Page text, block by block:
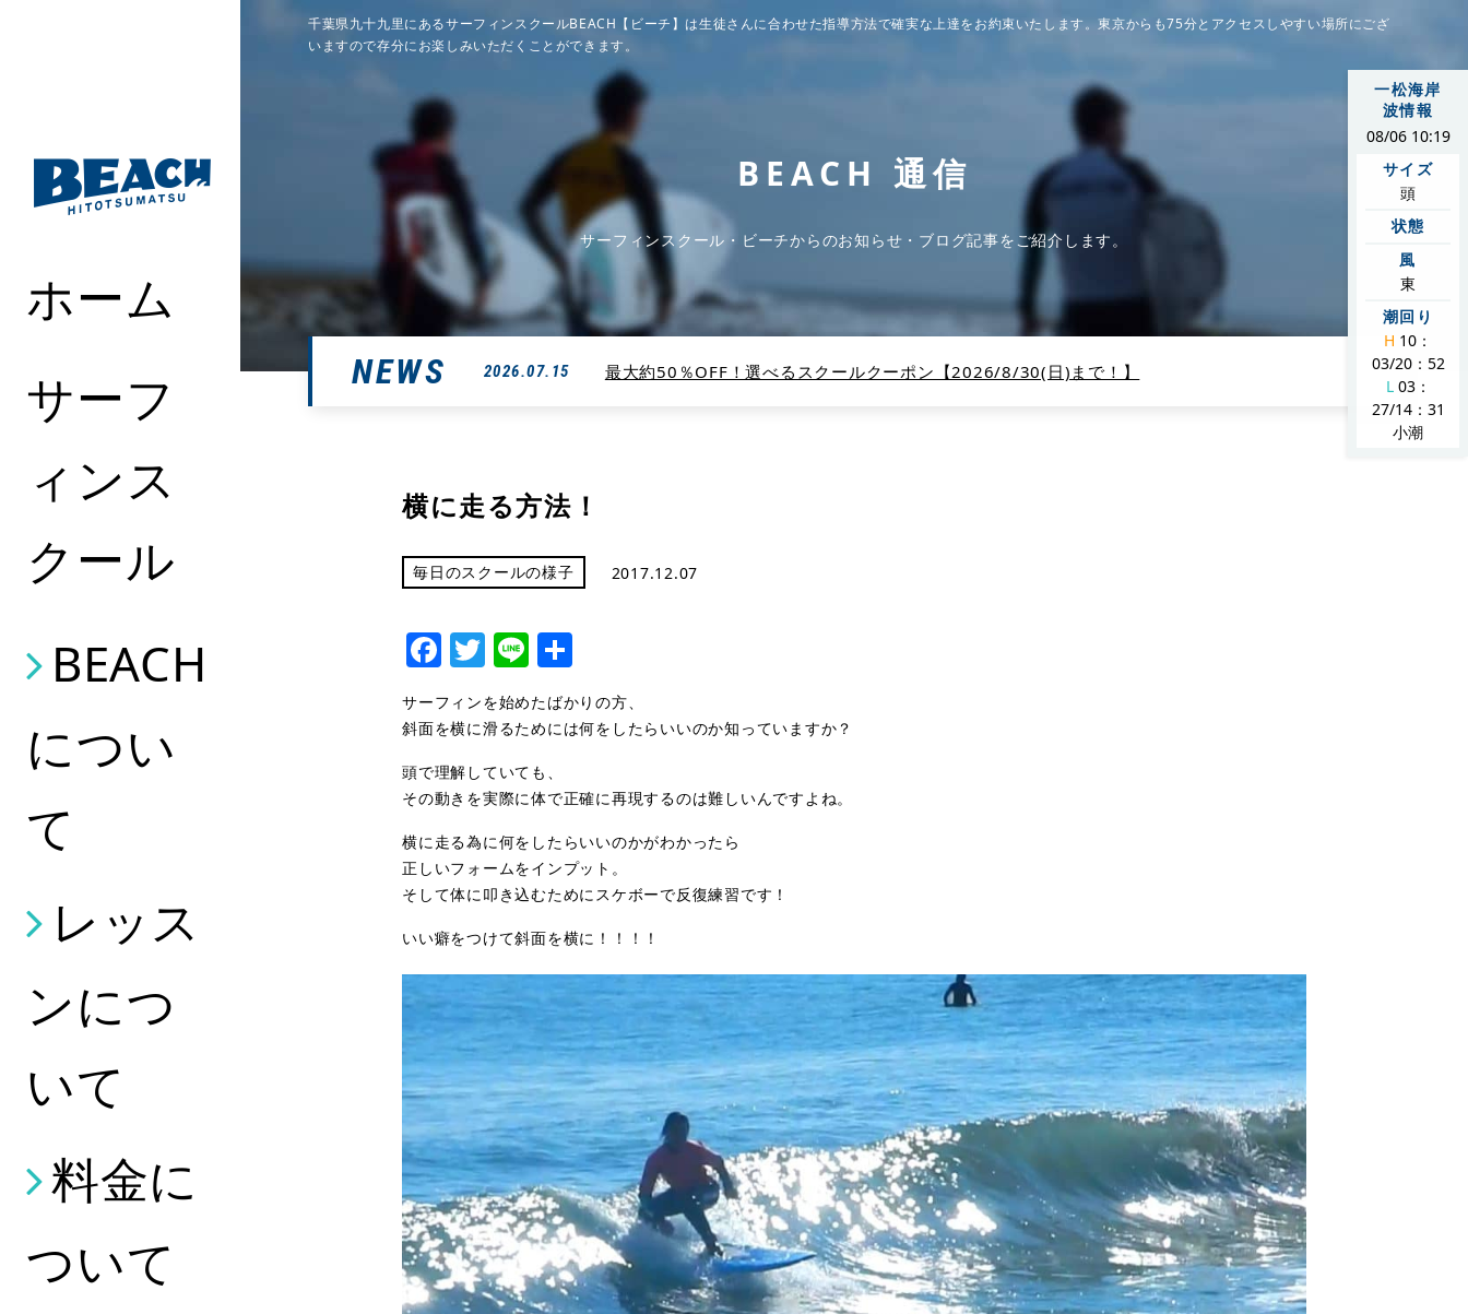
ホーム
サーフ
ィンス
クール
BEACH
につい
て
レッス
ンにつ
いて
料金に
ついて
一松海岸
波情報
08/06 10:19
サイズ
頭
状態
風
東
潮回り
H 10：
03/20：52
L03：
27/14：31
小潮
千葉県九十九里にあるサーフィンスクールBEACH【ビーチ】は生徒さんに合わせた指導方法で確実な上達をお約束いたします。東京からも75分とアクセスしやすい場所にござ
いますので存分にお楽しみいただくことができます。
BEACH 通信
サーフィンスクール・ビーチからのお知らせ・ブログ記事をご紹介します。
NEWS 2026.07.15 最大約50％OFF！選べるスクールクーポン【2026/8/30(日)まで！】
横に走る方法！
毎日のスクールの様子 2017.12.07
Facebook
Twitter
Line
有
サーフィンを始めたばかりの方、
斜面を横に滑るためには何をしたらいいのか知っていますか？
頭で理解していても、
その動きを実際に体で正確に再現するのは難しいんですよね。
横に走る為に何をしたらいいのかがわかったら
正しいフォームをインプット。
そして体に叩き込むためにスケボーで反復練習です！
いい癖をつけて斜面を横に！！！！